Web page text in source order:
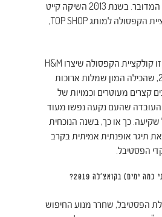
בשנת 2013 השיקה קייט
בוסוורת' את קולקציית הקפסולה למותג TOP SHOP,
יכול להיות שהייתה זו קולקציית הקפסולה שיצרו H&M
עבור קואצ'לה 2015, שהכילה המון שמלות ארוכות
קצרים מעוטרים וכמויות של
העובדה שהעם נקעה נפשו מעוד
כך או כך, בשנה הנוכחית
תיגר אופנתית אמיתית בקרב
הפסטיבל.
ימים) בקואצ'לה 2019?
הפסטיבל, שחרר מנוע החיפוש